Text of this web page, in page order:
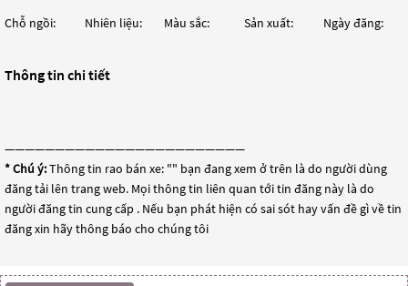
Chỗ ngồi: Nhiên liệu: Màu sắc: Sản xuất: Ngày đăng:
Thông tin chi tiết
————————————————————————
* Chú ý:Thông tin rao bán xe: "" bạn đang xem ở trên là do người dùng
đăng tải lên trang web. Mọi thông tin liên quan tới tin đăng này là do
người đăng tin cung cấp . Nếu bạn phát hiện có sai sót hay vấn đề gì về tin
đăng xin hãy thông báo cho chúng tôi